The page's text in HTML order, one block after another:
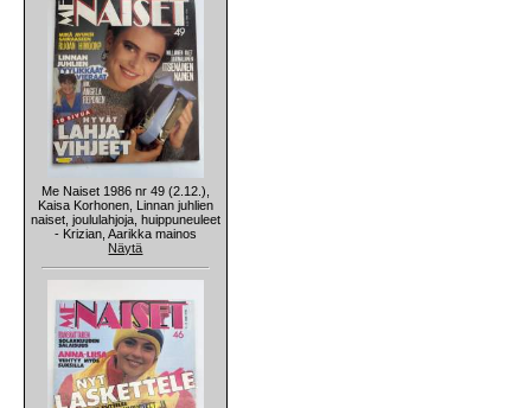
Me Naiset 1986 nr 49 (2.12.),
Kaisa Korhonen, Linnan juhlien
naiset, joululahjoja, huippuneuleet
- Krizian, Aarikka mainos
Näytä